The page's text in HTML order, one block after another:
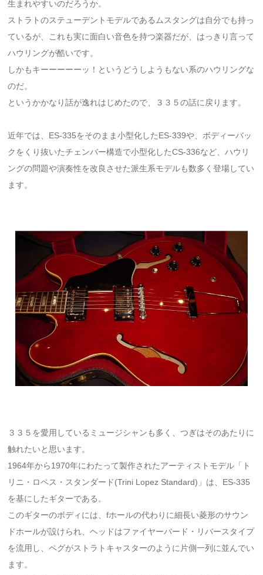
生まれやすいのだろうか。
ストラトのステューデントモデルであるムスタングは自分でも持っ
ているが、これも実に面白い音色を持つ楽器だが、はっきり言って
ハウリングが酷いです。
しかもキーーーーーッ！というどうしようもない系のハウリングな
のだ。
というかかなり話が逸れはじめたので、３３５の話に戻ります。
近年では、ES-335をそのまま小型化したES-339や、ボディーバッ
クをくり抜いたチェンバー構造で小型化したCS-336など、ハウリ
ングの問題や演奏性を改良させた派生系モデルも数多く登場してい
ます。
３３５を愛用しているミュージシャンも多く、つぎはそのあたりに
触れたいと思います。
1964年から1970年にわたって製作されたアーティストモデル「ト
リニ・ロペス・スタンダード(Trini Lopez Standard)」は、ES-335
を基にしたギターである。
このギターのボディには、fホールの代わりに細長い菱形のサウン
ドホールが設けられ、ヘッドはファイヤーバード・リバースタイプ
を流用し、ペグがストラトキャスターのように片側一列に並んでい
ます。